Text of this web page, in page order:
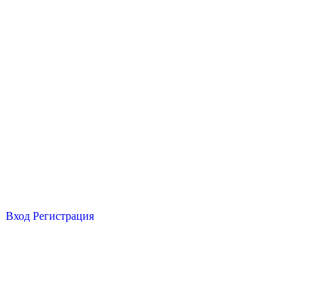
Вход Регистрация